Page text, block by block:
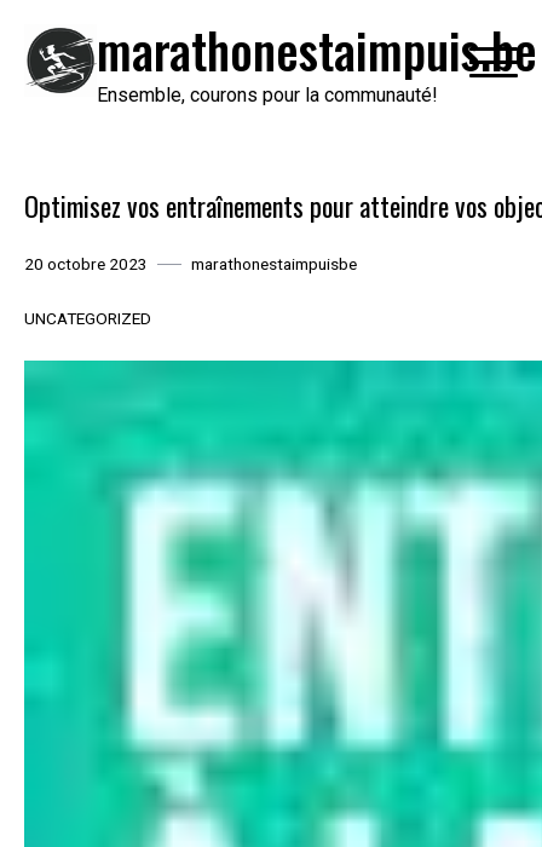
contenu
marathonestaimpuis.be
Ensemble, courons pour la communauté!
Optimisez vos entraînements pour atteindre vos
20 octobre 2023 marathonestaimpuisbe
UNCATEGORIZED